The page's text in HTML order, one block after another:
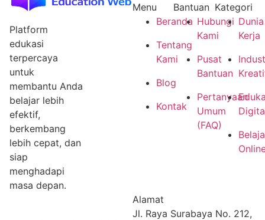
Platform
edukasi
terpercaya
untuk
membantu Anda
belajar lebih
efektif,
berkembang
lebih cepat, dan
siap
menghadapi
masa depan.
Menu
Beranda
Tentang
Kami
Blog
Kontak
Bantuan
Hubungi
Kami
Pusat
Bantuan
Pertanyaan
Umum
(FAQ)
Kategori
Dunia
Kerja
Alamat
Jl. Raya Surabaya No. 212,